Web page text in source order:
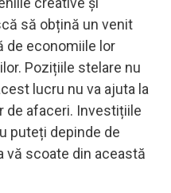
să obțină un venit
de economiile lor
Pozițiile stelare nu
lucru nu va ajuta la
de afaceri. Investițiile
puteți depinde de
vă scoate din această